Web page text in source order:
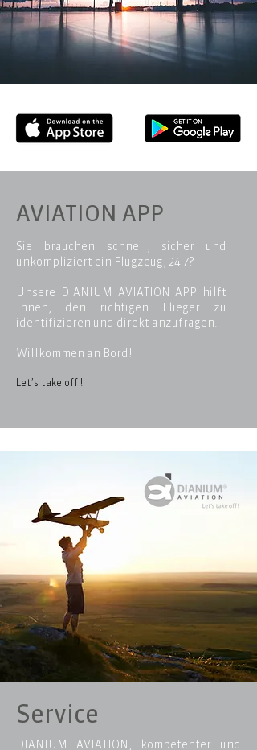
AVIATION APP
Sie brauchen schnell, sicher und
unkompliziert ein Flugzeug, 24|7?
Unsere DIANIUM AVIATION APP hilft
Ihnen, den richtigen Flieger zu
identifizieren und direkt anzufragen.
Willkommen an Bord!
Let’s take off !
Service
DIANIUM AVIATION, kompetenter und